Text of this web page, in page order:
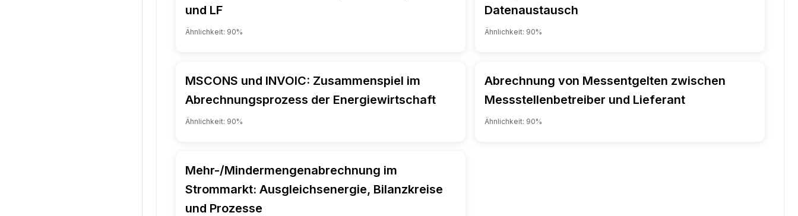
und LF
Ähnlichkeit: 90%
Datenaustausch
Ähnlichkeit: 90%
MSCONS und INVOIC: Zusammenspiel im
Abrechnungsprozess der Energiewirtschaft
Ähnlichkeit: 90%
Abrechnung von Messentgelten zwischen
Messstellenbetreiber und Lieferant
Ähnlichkeit: 90%
Mehr-/Mindermengenabrechnung im
Strommarkt: Ausgleichsenergie, Bilanzkreise
und Prozesse